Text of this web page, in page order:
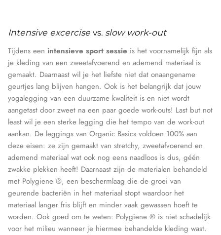
Intensive excercise vs. slow work-out
Tijdens een intensieve sport sessie is het voornamelijk fijn als
je kleding van een zweetafvoerend en ademend materiaal is
gemaakt. Daarnaast wil je het liefste niet dat onaangename
geurtjes lang blijven hangen. Ook is het belangrijk dat jouw
yogalegging van een duurzame kwaliteit is en niet wordt
aangetast door zweet na een paar goede work-outs! Last but not
least wil je een sterke legging die het tempo van de work-out
aankan. De leggings van Organic Basics voldoen 100% aan
deze eisen: ze zijn gemaakt van stretchy, zweetafvoerend en
ademend materiaal wat ook nog eens naadloos is dus, géén
zwakke plekken heeft! Daarnaast zijn de materialen behandeld
met Polygiene ®, een beschermlaag die de groei van
geurende bacteriën in het materiaal stopt waardoor het
materiaal langer fris blijft en minder vaak gewassen hoeft te
worden. Ook goed om te weten: Polygiene ® is niet schadelijk
voor het milieu wanneer je hiermee behandelde kleding wast.